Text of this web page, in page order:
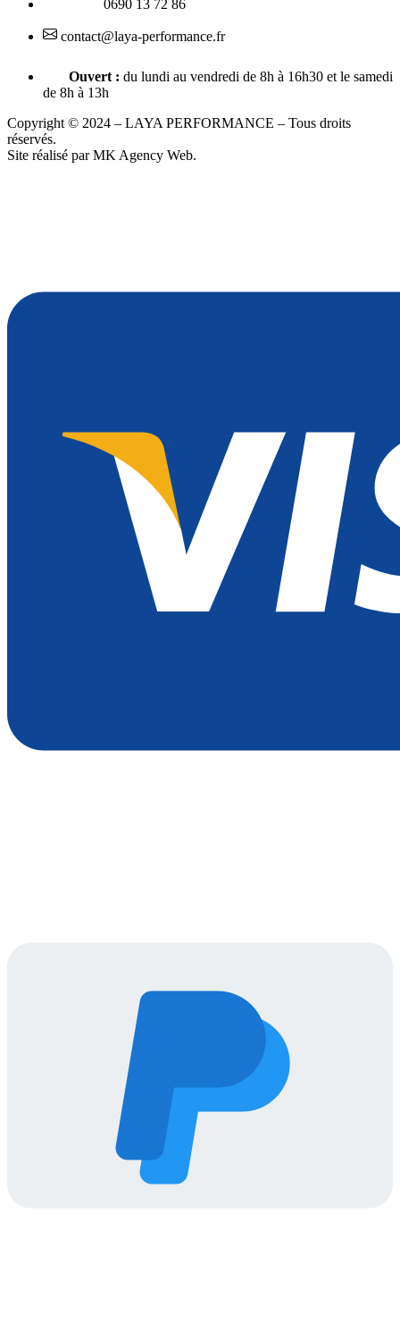
0690 13 72 86
contact@laya-performance.fr
Ouvert : du lundi au vendredi de 8h à 16h30 et le samedi
de 8h à 13h
Copyright © 2024 – LAYA PERFORMANCE – Tous droits
réservés.
Site réalisé par MK Agency Web.